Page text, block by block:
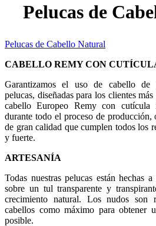
Pelucas de
Pelucas de Cabello Natural
CABELLO REMY CON
Garantizamos el uso de cabello de
pelucas, diseñadas para los clientes
cabello Europeo Remy con cutícula
durante todo el proceso de
de gran calidad que cumplen todos los
y fuerte.
ARTESANÍA
Todas nuestras pelucas están hechas
sobre un tul transparente y
crecimiento natural. Los nudos son
cabellos como máximo para obtener
posible.